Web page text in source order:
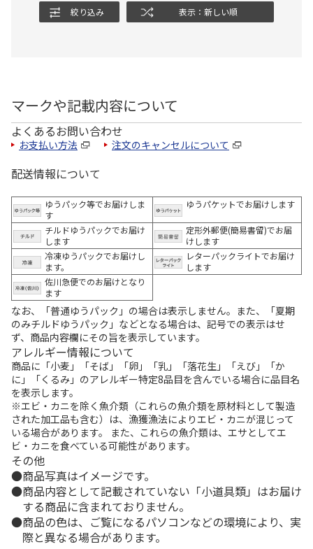
絞り込み 表示：新しい順
マークや記載内容について
よくあるお問い合わせ
お支払い方法 注文のキャンセルについて
配送情報について
ゆうパック等でお届けしま
す
ゆうパケットでお届けします
チルドゆうパックでお届け
します
定形外郵便(簡易書留)でお届
けします
冷凍ゆうパックでお届けし
ます。
レターパックライトでお届け
します
佐川急便でのお届けとなり
ます
なお、「普通ゆうパック」の場合は表示しません。また、「夏期
のみチルドゆうパック」などとなる場合は、記号での表示はせ
ず、商品内容欄にその旨を表示しています。
アレルギー情報について
商品に「小麦」「そば」「卵」「乳」「落花生」「えび」「か
に」「くるみ」のアレルギー特定8品目を含んでいる場合に品目名
を表示します。
※エビ・カニを除く魚介類（これらの魚介類を原材料として製造
された加工品も含む）は、漁獲漁法によりエビ・カニが混じって
いる場合があります。 また、これらの魚介類は、エサとしてエ
ビ・カニを食べている可能性があります。
その他
商品写真はイメージです。
商品内容として記載されていない「小道具類」はお届け
する商品に含まれておりません。
商品の色は、ご覧になるパソコンなどの環境により、実
際と異なる場合があります。